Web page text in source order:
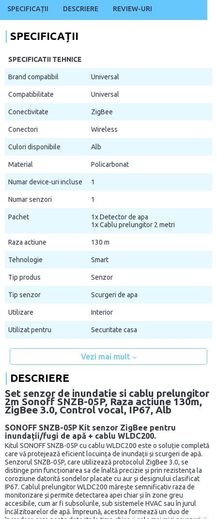
SPECIFICAȚII DESCRIERE REVIEW-URI
SPECIFICAȚII
SPECIFICATII TEHNICE
Brand compatibil Universal
Compatibilitate Universal
Conectivitate ZigBee
Conectori Wireless
Culori disponibile Alb
Material Policarbonat
Numar device-uri incluse 1
Numar senzori 1
Pachet
1x Detector de apa
1x Cablu prelungitor 2 metri
Raza actiune 130 m
Tehnologie Smart
Tip produs Senzor
Tip senzor Scurgeri de apa
Utilizare Interior
Utilizat pentru Securitate casa
Vezi mai mult
DESCRIERE
Set senzor de inundatie si cablu prelungitor
2m Sonoff SNZB-05P, Raza actiune 130m,
ZigBee 3.0, Control vocal, IP67, Alb
SONOFF SNZB-05P Kit senzor ZigBee pentru
inundații/fugi de apă + cablu WLDC200.
Kitul SONOFF SNZB-05P cu cablu WLDC200 este o soluție completă
care vă protejează eficient locuința de inundații și scurgeri de apă.
Senzorul SNZB-05P, care utilizează protocolul ZigBee 3.0, se
distinge prin funcționarea sa de înaltă precizie și prin rezistența la
coroziune datorită sondelor placate cu aur și designului clasificat
IP67. Cablul prelungitor WLDC200 mărește semnificativ raza de
monitorizare și permite detectarea apei chiar și în zone greu
accesibile, cum ar fi subsolurile, sub sistemele HVAC sau în jurul
încălzitoarelor de apă. Împreună, acestea formează un duo de